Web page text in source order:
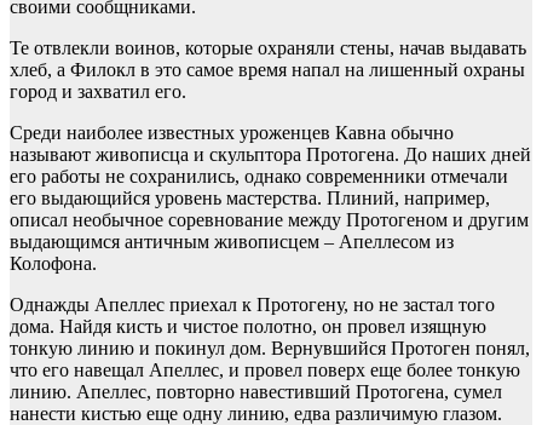
своими сообщниками.
Те отвлекли воинов, которые охраняли стены, начав выдавать
хлеб, а Филокл в это самое время напал на лишенный охраны
город и захватил его.
Среди наиболее известных уроженцев Кавна обычно
называют живописца и скульптора Протогена. До наших дней
его работы не сохранились, однако современники отмечали
его выдающийся уровень мастерства. Плиний, например,
описал необычное соревнование между Протогеном и другим
выдающимся античным живописцем – Апеллесом из
Колофона.
Однажды Апеллес приехал к Протогену, но не застал того
дома. Найдя кисть и чистое полотно, он провел изящную
тонкую линию и покинул дом. Вернувшийся Протоген понял,
что его навещал Апеллес, и провел поверх еще более тонкую
линию. Апеллес, повторно навестивший Протогена, сумел
нанести кистью еще одну линию, едва различимую глазом.